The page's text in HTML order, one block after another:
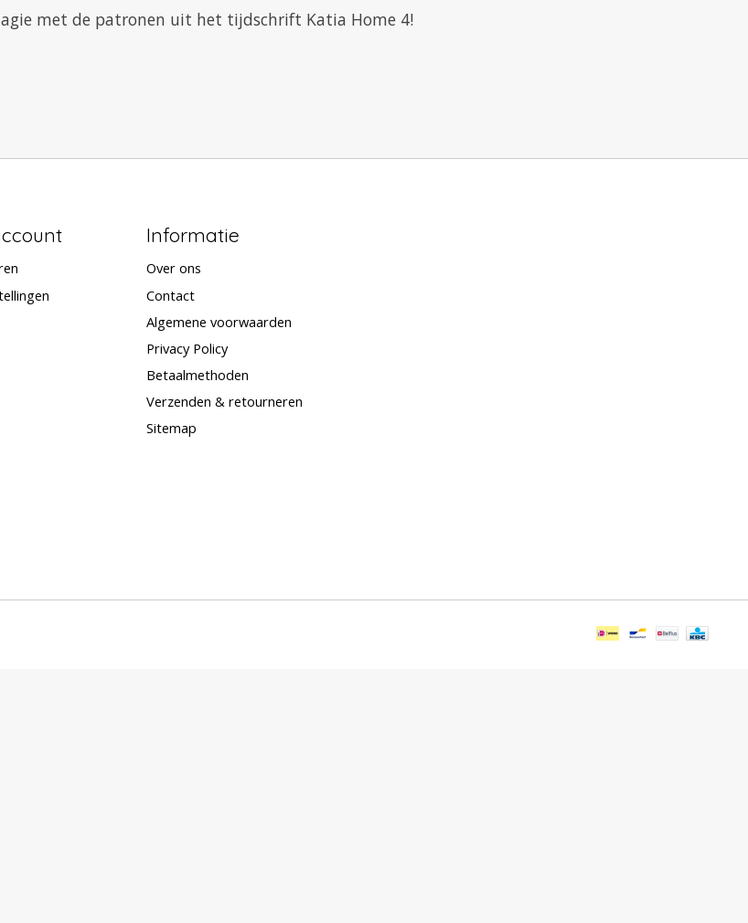
met de patronen uit het tijdschrift Katia Home 4!
Informatie
Over ons
Contact
Algemene voorwaarden
Privacy Policy
Betaalmethoden
Verzenden & retourneren
Sitemap